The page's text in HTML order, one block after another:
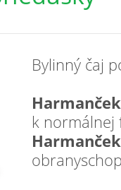
Bylinný čaj
k normálnej